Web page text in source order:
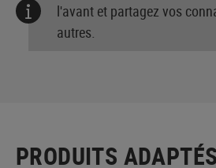
l'avant et partagez vos
autres.
PRODUITS ADAPTÉS